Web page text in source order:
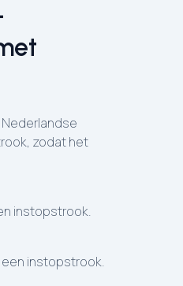
zodat het
instopstrook.
een instopstrook.